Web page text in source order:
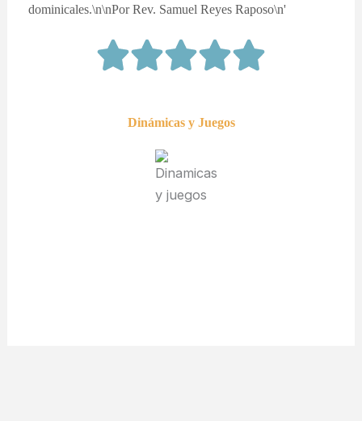
dominicales.\n\nPor Rev. Samuel Reyes Raposo\n'
Dinámicas y Juegos